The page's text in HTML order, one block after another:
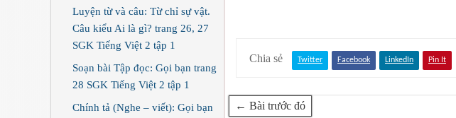
Luyện từ và câu: Từ chỉ sự vật.
Câu kiểu Ai là gì? trang 26, 27
SGK Tiếng Việt 2 tập 1
Soạn bài Tập đọc: Gọi bạn trang
28 SGK Tiếng Việt 2 tập 1
Chính tả (Nghe – viết): Gọi bạn
Chia sẻ Twitter Facebook LinkedIn Pin It
← Bài trước đó